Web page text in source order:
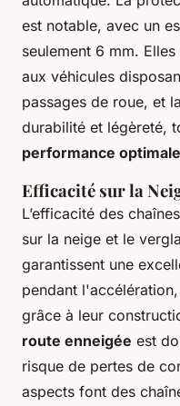
est notable, avec un
seulement 6 mm.
aux véhicules
passages de roue, et
durabilité et légèreté,
performance
Efficacité sur la
L’efficacité des
sur la neige et le
garantissent une
pendant
grâce à leur
route enneigée est
risque de pertes de
aspects font des